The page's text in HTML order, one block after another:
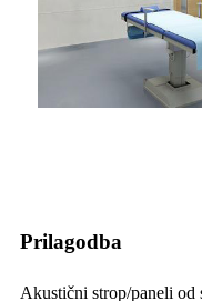
Prilagodba
Akustični strop/paneli od